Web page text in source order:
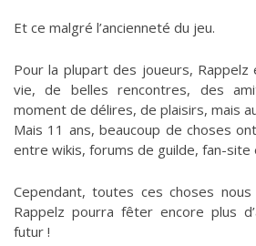
Et ce malgré l’ancienneté du jeu.
Pour la plupart des joueurs,
vie, de belles rencontres, des
moment de délires, de plaisirs, mais
Mais 11 ans, beaucoup de choses
entre wikis, forums de guilde, fan-site
Cependant, toutes ces choses
Rappelz pourra fêter encore plus
futur !